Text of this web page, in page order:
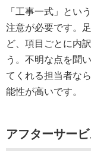
「工事一式」とい
注意が必要です。
ど、項目ごとに内
う。不明な点を聞
てくれる担当者な
能性が高いです。
アフターサー